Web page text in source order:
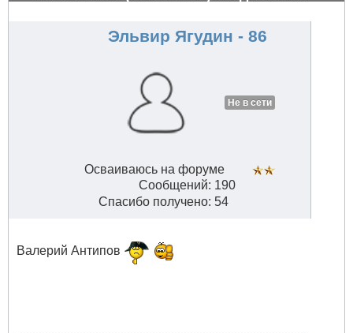
Эльвир Ягудин - 86
Не в сети
Осваиваюсь на форуме
Сообщений: 190
Спасибо получено: 54
Валерий Антипов